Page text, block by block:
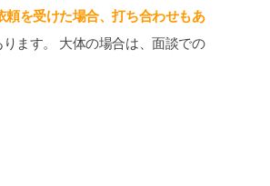
を受けた場合、打ち合わせもあ
ます。 大体の場合は、面談での